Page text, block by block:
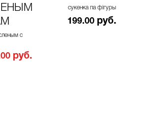
с
руб.
сукенка па фігуры
199.00 руб.